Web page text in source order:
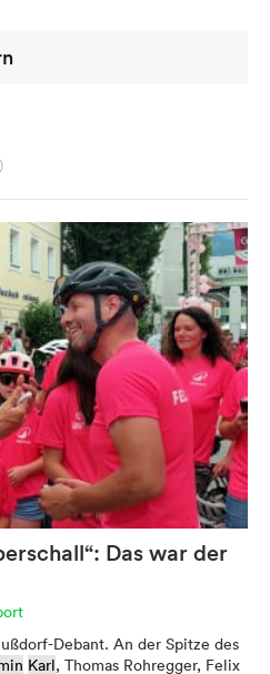
Das war der
Debant. An der Spitze des
Karl, Thomas Rohregger, Felix